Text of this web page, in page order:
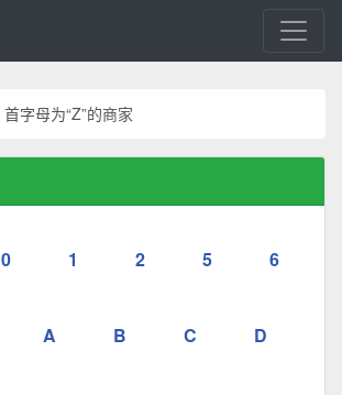
首字母为“Z”的商家
0 1 2 5 6
A B C D